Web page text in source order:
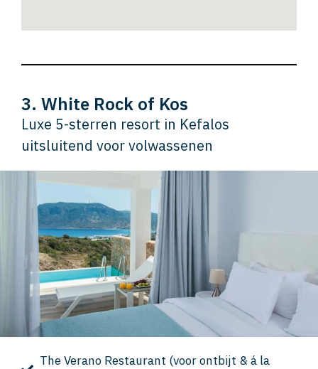
3. White Rock of Kos
Luxe 5-sterren resort in Kefalos
uitsluitend voor volwassenen
The Verano Restaurant (voor ontbijt & á la